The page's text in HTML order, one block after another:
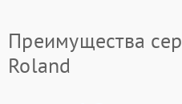
Преимущества
Roland